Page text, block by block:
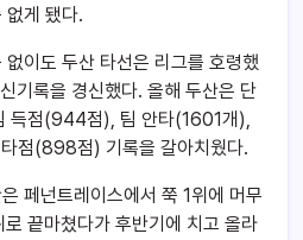
없게 됐다.
이도 두산 타선은 리그를 호령했
기록을 경신했다. 올해 두산은 단
득점(944점), 팀 안타(1601개),
점(898점) 기록을 갈아치웠다.
페넌트레이스에서 쭉 1위에 머무
끝마쳤다가 후반기에 치고 올라